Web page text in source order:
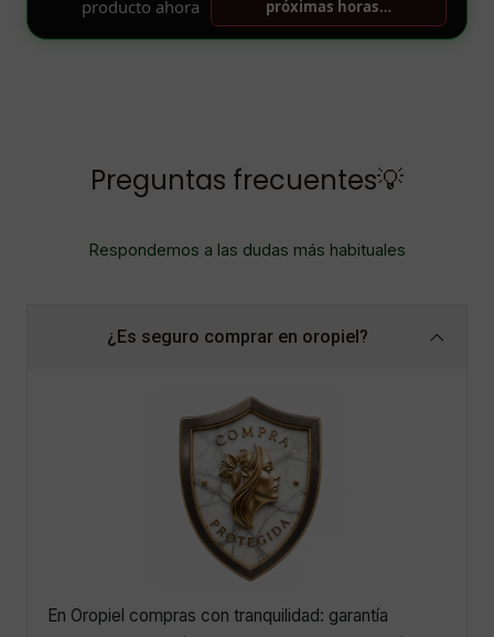
Preguntas frecuentes💡
Respondemos a las dudas más habituales
¿Es seguro comprar en oropiel?
En Oropiel compras con tranquilidad: garantía